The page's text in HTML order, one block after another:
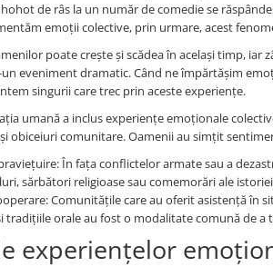
de râs la un număr de comedie se
emoții colective, prin urmare, acest
poate crește și scădea în același timp,
eveniment dramatic. Când ne împărtășim
singurii care trec prin aceste experiențe.
umană a inclus experiențe emoționale
obiceiuri comunitare. Oamenii au simțit
În fața conflictelor armate sau a
sărbători religioase sau comemorări ale istoriei
Comunitățile care au oferit asistență în
tradițiile orale au fost o modalitate comună de
experiențelor